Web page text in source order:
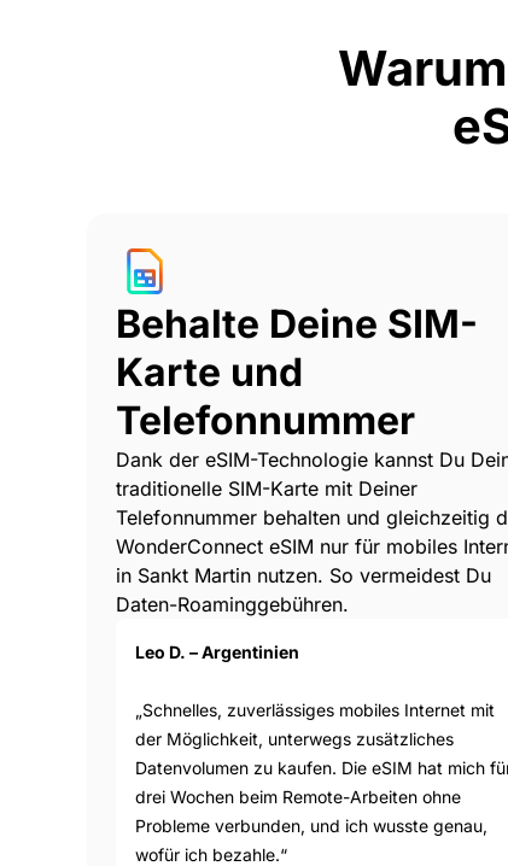
Behalte Deine SIM-
Karte und
Telefonnummer
Dank der eSIM-Technologie kannst Du
traditionelle SIM-Karte mit Deiner
Telefonnummer behalten und gleichzeitig
WonderConnect eSIM nur für mobiles
in Sankt Martin nutzen. So vermeidest Du
Daten-Roaminggebühren.
Leo D. – Argentinien
„Schnelles, zuverlässiges mobiles Internet mit
der Möglichkeit, unterwegs zusätzliches
Datenvolumen zu kaufen. Die eSIM hat mich
drei Wochen beim Remote-Arbeiten ohne
Probleme verbunden, und ich wusste genau,
wofür ich bezahle.“